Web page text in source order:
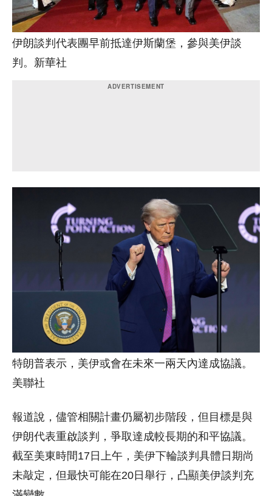
伊朗談判代表團早前抵達伊斯蘭堡，參與美伊談
判。新華社
特朗普表示，美伊或會在未來一兩天內達成協議。
美聯社
報道說，儘管相關計畫仍屬初步階段，但目標是與
伊朗代表重啟談判，爭取達成較長期的和平協議。
截至美東時間17日上午，美伊下輪談判具體日期尚
未敲定，但最快可能在20日舉行，凸顯美伊談判充